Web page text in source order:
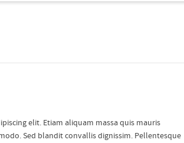
elit. Etiam aliquam massa quis mauris
Sed blandit convallis dignissim. Pellentesque